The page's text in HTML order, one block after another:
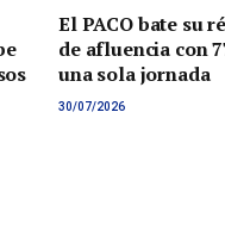
El PACO bate su
de afluencia con
una sola jornada
30/07/2026